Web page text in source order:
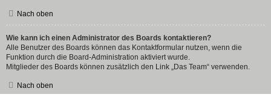
Nach oben
Wie kann ich einen Administrator des Boards kontaktieren?
Alle Benutzer des Boards können das Kontaktformular nutzen, wenn die
Funktion durch die Board-Administration aktiviert wurde.
Mitglieder des Boards können zusätzlich den Link „Das Team“ verwenden.
Nach oben